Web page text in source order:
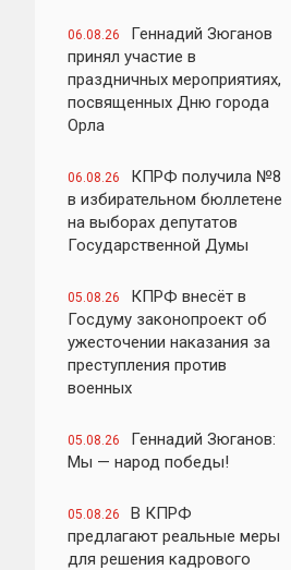
06.08.26
Геннадий Зюганов
принял участие в
праздничных мероприятиях,
посвященных Дню города
Орла
06.08.26
КПРФ получила №8
в избирательном бюллетене
на выборах депутатов
Государственной Думы
05.08.26
КПРФ внесёт в
Госдуму законопроект об
ужесточении наказания за
преступления против
военных
05.08.26
Геннадий Зюганов:
Мы — народ победы!
05.08.26
В КПРФ
предлагают реальные меры
для решения кадрового